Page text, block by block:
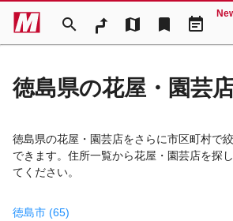
search map bookmark event_note
徳島県の花屋・園芸
徳島県の花屋・園芸店をさらに市区町村で
できます。住所一覧から花屋・園芸店を探
てください。
徳島市 (65)